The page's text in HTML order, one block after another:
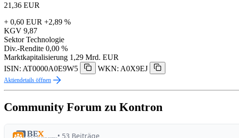
21,36 EUR
+ 0,60 EUR +2,89 %
KGV 9,87
Sektor Technologie
Div.-Rendite 0,00 %
Marktkapitalisierung 1,29 Mrd. EUR
ISIN: AT0000A0E9W5
WKN: A0X9EJ
Aktiendetails öffnen
Community Forum zu Kontron